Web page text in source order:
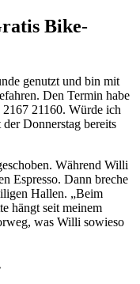
Bike-
genutzt und bin mit
Den Termin habe
21160. Würde ich
Donnerstag bereits
Während Willi
Espresso. Dann breche
Hallen. „Beim
hängt seit meinem
was Willi sowieso